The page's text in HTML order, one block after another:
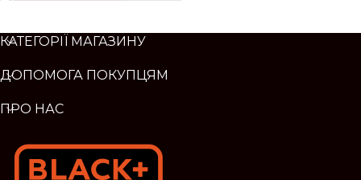
КАТЕГОРІЇ МАГАЗИНУ
ДОПОМОГА ПОКУПЦЯМ
ПРО НАС